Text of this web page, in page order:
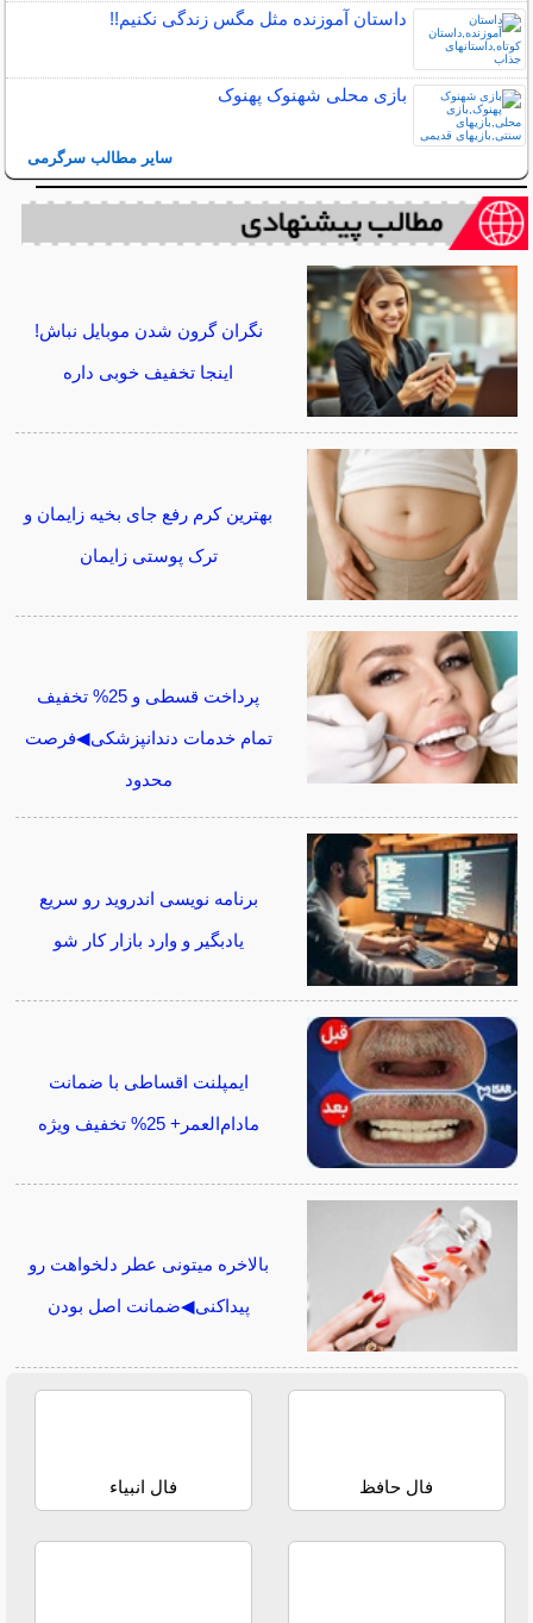
داستان آموزنده مثل مگس زندگی نکنیم!!
بازی محلی شهنوک پهنوک
سایر مطالب سرگرمی
نگران گرون شدن موبایل نباش!
اینجا تخفیف خوبی داره
بهترین کرم رفع جای بخیه زایمان و
ترک پوستی زایمان
پرداخت قسطی و 25% تخفیف
تمام خدمات دندانپزشکی◀فرصت
محدود
برنامه نویسی اندروید رو سریع
یادبگیر و وارد بازار کار شو
ایمپلنت اقساطی با ضمانت
مادام‌العمر+ 25% تخفیف ویژه
بالاخره میتونی عطر دلخواهت رو
پیداکنی◀ضمانت اصل بودن
فال حافظ فال انبیاء